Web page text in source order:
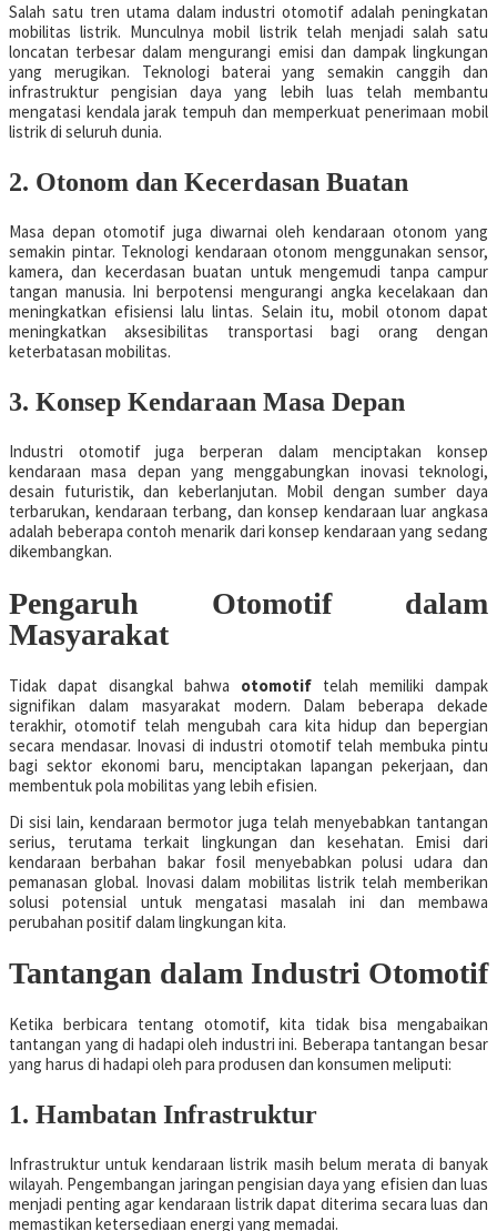
Salah satu tren utama dalam industri otomotif adalah peningkatan
mobilitas listrik. Munculnya mobil listrik telah menjadi salah satu
loncatan terbesar dalam mengurangi emisi dan dampak lingkungan
yang merugikan. Teknologi baterai yang semakin canggih dan
infrastruktur pengisian daya yang lebih luas telah membantu
mengatasi kendala jarak tempuh dan memperkuat penerimaan mobil
listrik di seluruh dunia.
2. Otonom dan Kecerdasan Buatan
Masa depan otomotif juga diwarnai oleh kendaraan otonom yang
semakin pintar. Teknologi kendaraan otonom menggunakan sensor,
kamera, dan kecerdasan buatan untuk mengemudi tanpa campur
tangan manusia. Ini berpotensi mengurangi angka kecelakaan dan
meningkatkan efisiensi lalu lintas. Selain itu, mobil otonom dapat
meningkatkan aksesibilitas transportasi bagi orang dengan
keterbatasan mobilitas.
3. Konsep Kendaraan Masa Depan
Industri otomotif juga berperan dalam menciptakan konsep
kendaraan masa depan yang menggabungkan inovasi teknologi,
desain futuristik, dan keberlanjutan. Mobil dengan sumber daya
terbarukan, kendaraan terbang, dan konsep kendaraan luar angkasa
adalah beberapa contoh menarik dari konsep kendaraan yang sedang
dikembangkan.
Pengaruh Otomotif dalam
Masyarakat
Tidak dapat disangkal bahwa otomotif telah memiliki dampak
signifikan dalam masyarakat modern. Dalam beberapa dekade
terakhir, otomotif telah mengubah cara kita hidup dan bepergian
secara mendasar. Inovasi di industri otomotif telah membuka pintu
bagi sektor ekonomi baru, menciptakan lapangan pekerjaan, dan
membentuk pola mobilitas yang lebih efisien.
Di sisi lain, kendaraan bermotor juga telah menyebabkan tantangan
serius, terutama terkait lingkungan dan kesehatan. Emisi dari
kendaraan berbahan bakar fosil menyebabkan polusi udara dan
pemanasan global. Inovasi dalam mobilitas listrik telah memberikan
solusi potensial untuk mengatasi masalah ini dan membawa
perubahan positif dalam lingkungan kita.
Tantangan dalam Industri Otomotif
Ketika berbicara tentang otomotif, kita tidak bisa mengabaikan
tantangan yang di hadapi oleh industri ini. Beberapa tantangan besar
yang harus di hadapi oleh para produsen dan konsumen meliputi:
1. Hambatan Infrastruktur
Infrastruktur untuk kendaraan listrik masih belum merata di banyak
wilayah. Pengembangan jaringan pengisian daya yang efisien dan luas
menjadi penting agar kendaraan listrik dapat diterima secara luas dan
memastikan ketersediaan energi yang memadai.